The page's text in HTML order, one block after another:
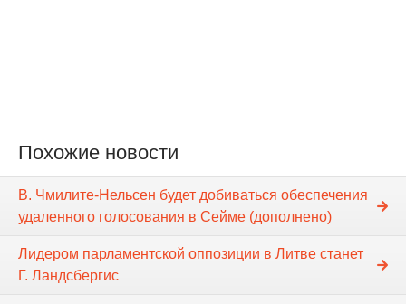
Похожие новости
В. Чмилите-Нельсен будет добиваться обеспечения
удаленного голосования в Cейме (дополнено)
Лидером парламентской оппозиции в Литве станет
Г. Ландсбергис